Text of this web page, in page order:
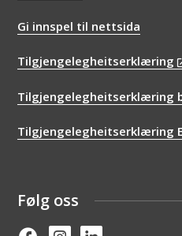
Gi innspel til nettsida
Tilgjengelegheitserklæring
Tilgjengelegheitserklæring
Tilgjengelegheitserklæring
Følg oss